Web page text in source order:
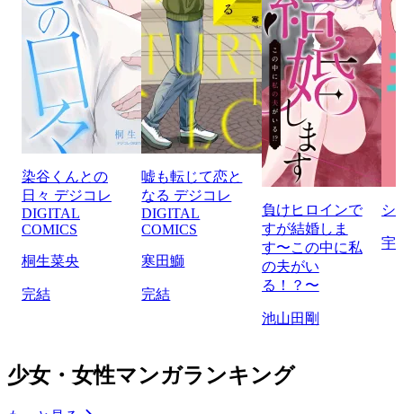
染谷くんとの
日々 デジコレ
DIGITAL
COMICS
桐生菜央
完結
嘘も転じて恋と
なる デジコレ
DIGITAL
COMICS
寒田鰤
完結
負けヒロインで
すが結婚しま
す〜この中に私
の夫がい
る！？〜
池山田剛
シ
宇
少女・女性マンガランキング